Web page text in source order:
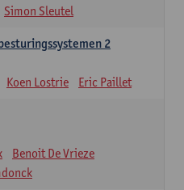
Simon Sleutel
2
Koen Lostrie Eric Paillet
Benoit De Vrieze